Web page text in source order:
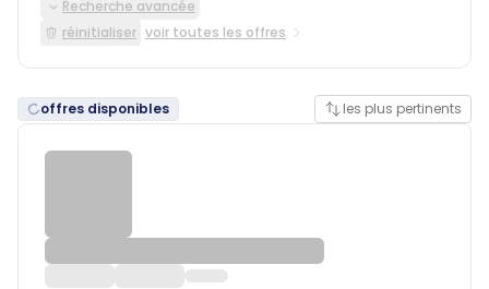
Recherche avancée
réinitialiser voir toutes les offres
offres disponibles les plus pertinents